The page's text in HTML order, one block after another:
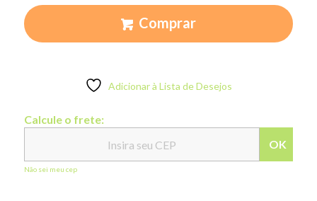
Comprar
Adicionar à Lista de Desejos
Calcule o frete:
OK
Não sei meu cep